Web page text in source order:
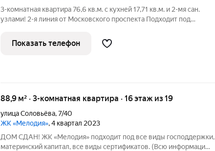
3-комнатная квартира 76,6 кв.м. с кухней 17,71 кв.м. и 2-мя сан.
узлами! 2-я линия от Московского проспекта Подходит под
ПРЕИМУЩЕСТВА КВАРТИРЫ: в ПОДАРОК ПОКУПАТЕЛЮ место
для хранения в цокольном
Показать телефон
88,9 м² · 3-комнатная квартира · 16 этаж из 19
улица Соловьёва,7/40
ЖК «Мелодия», 4 квартал 2023
ДОМ СДАН! ЖК «Мелодия» подходит под все виды господдержки,
материнский капитал, все виды сертификатов. (Всю информацию,